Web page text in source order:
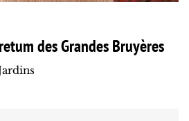
des Grandes Bruyères